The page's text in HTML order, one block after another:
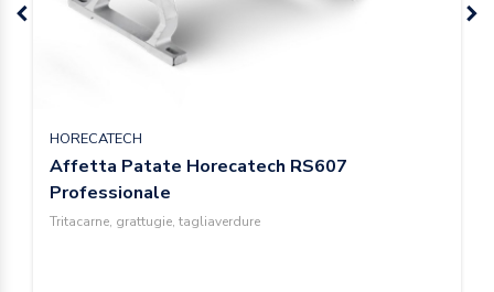
HORECATECH
Affetta Patate Horecatech RS607
Professionale
Tritacarne, grattugie, tagliaverdure